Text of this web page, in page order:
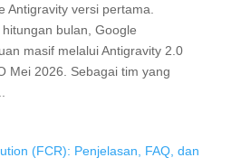
Antigravity versi pertama.
bulan, Google
masif melalui Antigravity 2.0
Mei 2026. Sebagai tim yang